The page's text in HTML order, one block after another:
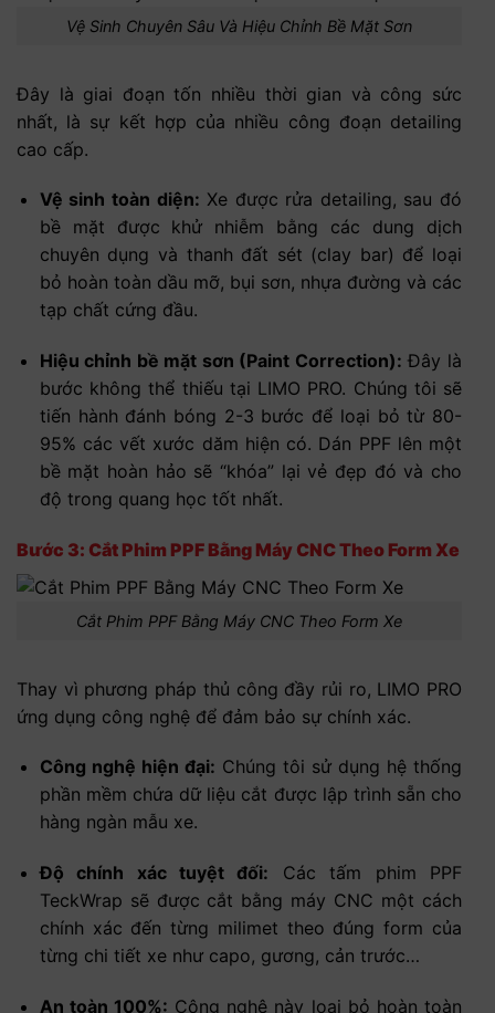
Vệ Sinh Chuyên Sâu Và Hiệu Chỉnh Bề Mặt Sơn
Đây là giai đoạn tốn nhiều thời gian và công sức
nhất, là sự kết hợp của nhiều công đoạn detailing
cao cấp.
Vệ sinh toàn diện: Xe được rửa detailing, sau đó
bề mặt được khử nhiễm bằng các dung dịch
chuyên dụng và thanh đất sét (clay bar) để loại
bỏ hoàn toàn dầu mỡ, bụi sơn, nhựa đường và các
tạp chất cứng đầu.
Hiệu chỉnh bề mặt sơn (Paint Correction): Đây là
bước không thể thiếu tại LIMO PRO. Chúng tôi sẽ
tiến hành đánh bóng 2-3 bước để loại bỏ từ 80-
95% các vết xước dăm hiện có. Dán PPF lên một
bề mặt hoàn hảo sẽ “khóa” lại vẻ đẹp đó và cho
độ trong quang học tốt nhất.
Bước 3: Cắt Phim PPF Bằng Máy CNC Theo Form Xe
Cắt Phim PPF Bằng Máy CNC Theo Form Xe
Thay vì phương pháp thủ công đầy rủi ro, LIMO PRO
ứng dụng công nghệ để đảm bảo sự chính xác.
Công nghệ hiện đại: Chúng tôi sử dụng hệ thống
phần mềm chứa dữ liệu cắt được lập trình sẵn cho
hàng ngàn mẫu xe.
Độ chính xác tuyệt đối: Các tấm phim PPF
TeckWrap sẽ được cắt bằng máy CNC một cách
chính xác đến từng milimet theo đúng form của
từng chi tiết xe như capo, gương, cản trước…
An toàn 100%: Công nghệ này loại bỏ hoàn toàn